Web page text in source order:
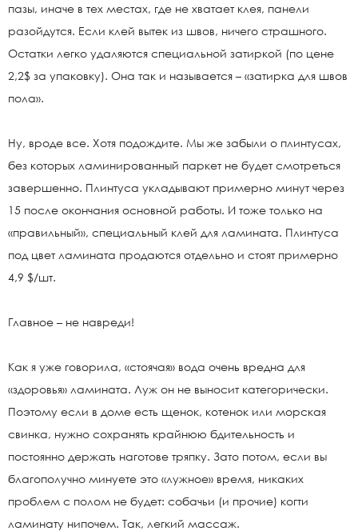
пазы, иначе в тех местах, где не хватает клея, панели
разойдутся. Если клей вытек из швов, ничего страшного.
Остатки легко удаляются специальной затиркой (по цене
2,2$ за упаковку). Она так и называется – «затирка для швов
пола».
Ну, вроде все. Хотя подождите. Мы же забыли о плинтусах,
без которых ламинированный паркет не будет смотреться
завершенно. Плинтуса укладывают примерно минут через
15 после окончания основной работы. И тоже только на
«правильный», специальный клей для ламината. Плинтуса
под цвет ламината продаются отдельно и стоят примерно
4,9 $/шт.
Главное – не навреди!
Как я уже говорила, «стоячая» вода очень вредна для
«здоровья» ламината. Луж он не выносит категорически.
Поэтому если в доме есть щенок, котенок или морская
свинка, нужно сохранять крайнюю бдительность и
постоянно держать наготове тряпку. Зато потом, если вы
благополучно минуете это «лужное» время, никаких
проблем с полом не будет: собачьи (и прочие) когти
ламинату нипочем. Так, легкий массаж.